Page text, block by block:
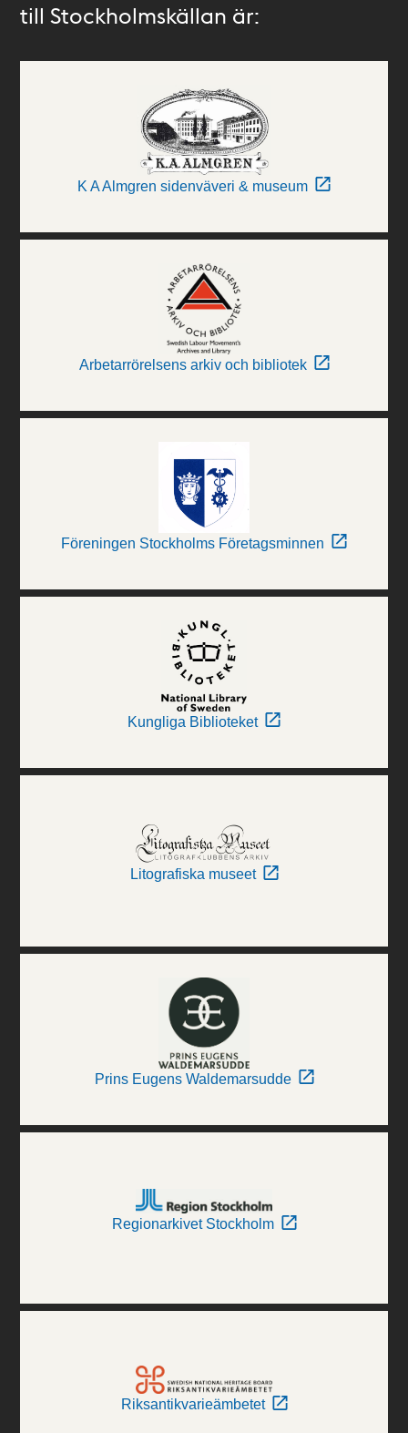
till Stockholmskällan är:
K A Almgren sidenväveri & museum
Arbetarrörelsens arkiv och bibliotek
Föreningen Stockholms Företagsminnen
Kungliga Biblioteket
Litografiska museet
Prins Eugens Waldemarsudde
Regionarkivet Stockholm
Riksantikvarieämbetet